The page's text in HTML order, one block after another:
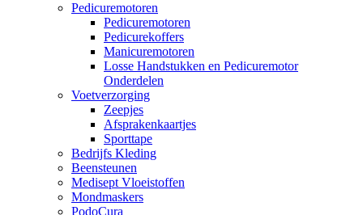
Pedicuremotoren
Pedicuremotoren
Pedicurekoffers
Manicuremotoren
Losse Handstukken en Pedicuremotor
Onderdelen
Voetverzorging
Zeepjes
Afsprakenkaartjes
Sporttape
Bedrijfs Kleding
Beensteunen
Medisept Vloeistoffen
Mondmaskers
PodoCura